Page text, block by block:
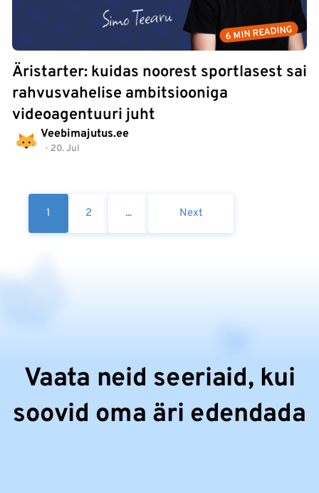
6 MIN READING
Äristarter: kuidas noorest sportlasest sai
rahvusvahelise ambitsiooniga
videoagentuuri juht
Veebimajutus.ee
20. Jul
1 2 ... Next
Vaata neid seeriaid, kui
soovid oma äri edendada